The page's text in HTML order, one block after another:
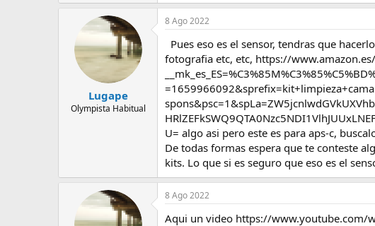
Lugape
Olympista Habitual
8 Ago 2022
Pues eso es el sensor, tendras que
fotografia etc, etc, https://
U= algo asi pero este es para aps-c,
De todas formas espera que te conteste
kits. Lo que si es seguro que eso es el
8 Ago 2022
Aqui un video https://www.youtube.com/